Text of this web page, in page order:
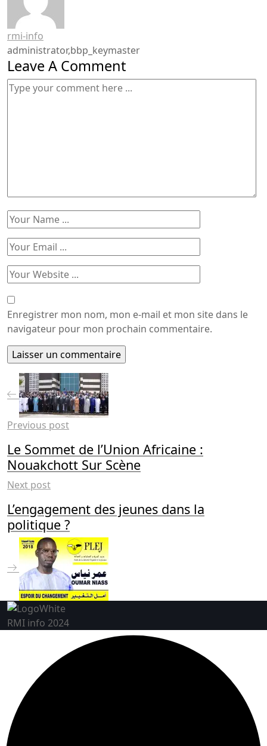
rmi-info
administrator,bbp_keymaster
Leave A Comment
Enregistrer mon nom, mon e-mail et mon site dans le
navigateur pour mon prochain commentaire.
Previous post
Le Sommet de l’Union Africaine :
Nouakchott Sur Scène
Next post
L’engagement des jeunes dans la
politique ?
RMI info 2024